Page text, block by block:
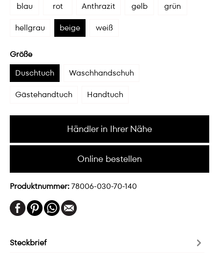
blau
rot Anthrazit gelb
grün
hellgrau
beige weiß
Größe
Duschtuch
Waschhandschuh
Gästehandtuch
Handtuch
Händler in Ihrer Nähe
Online bestellen
Produktnummer:78006-030-70-140
Steckbrief